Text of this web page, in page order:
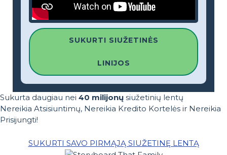
SUKURTI SIUŽETINĖS
LINIJOS
Sukurta daugiau nei 40 milijonų siužetinių lentų
Nereikia Atsisiuntimų, Nereikia Kredito Kortelės ir Nereikia
Prisijungti!
SUKURTI SAVO PIRMĄJĄ SIUŽETINĘ LENTĄ